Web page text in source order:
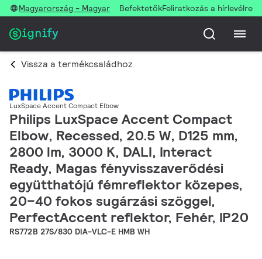
Magyarország - Magyar BefektetőkFeliratkozás a hírlevélre
Vissza a termékcsaládhoz
LuxSpace Accent Compact Elbow
Philips LuxSpace Accent Compact
Elbow, Recessed, 20.5 W, D125 mm,
2800 lm, 3000 K, DALI, Interact
Ready, Magas fényvisszaverődési
együtthatójú fémreflektor közepes,
20–40 fokos sugárzási szöggel,
PerfectAccent reflektor, Fehér, IP20
RS772B 27S/830 DIA-VLC-E HMB WH